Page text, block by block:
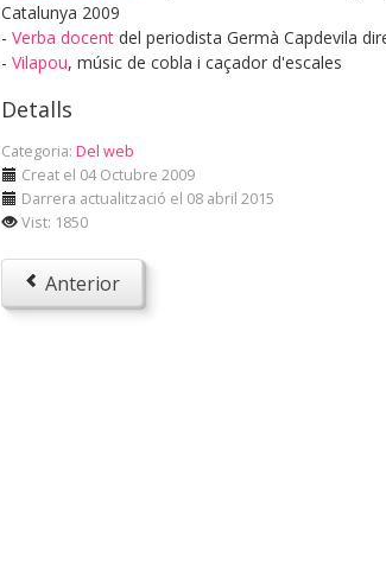
Catalunya 2009
- Verba docent del periodista Germà Capdevila
- Vilapou, músic de cobla i caçador d'escales
Detalls
Categoria: Del web
Creat el 04 Octubre 2009
Darrera actualització el 08 abril 2015
Vist: 1850
Anterior